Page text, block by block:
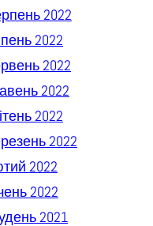
2022
2022
2022
2022
2022
2022
2022
2022
2021